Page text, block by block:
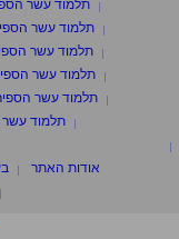
תלמוד עשר
תלמוד עשר
תלמוד עשר
תלמוד עשר
תלמוד עשר
תלמוד עשר
אודות האתר